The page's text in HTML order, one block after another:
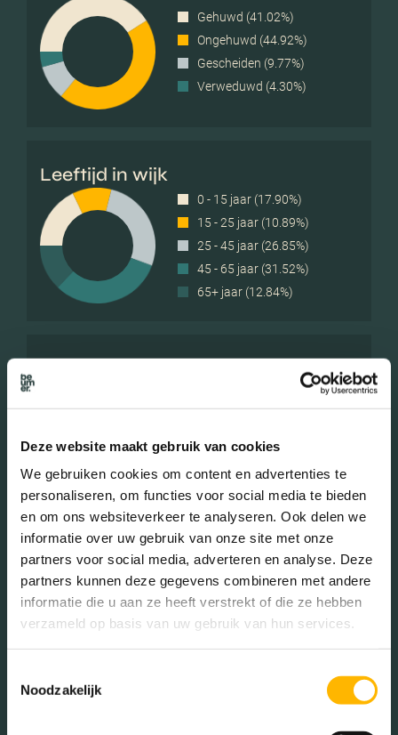
Deze website maakt gebruik van cookies
We gebruiken cookies om content en advertenties te
personaliseren, om functies voor social media te bieden
en om ons websiteverkeer te analyseren. Ook delen we
informatie over uw gebruik van onze site met onze
partners voor social media, adverteren en analyse. Deze
partners kunnen deze gegevens combineren met andere
informatie die u aan ze heeft verstrekt of die ze hebben
verzameld op basis van uw gebruik van hun services.
Noodzakelijk
Gehuwd (41.02%)
Ongehuwd (44.92%)
Gescheiden (9.77%)
Verweduwd (4.30%)
Leeftijd in wijk
0 - 15 jaar (17.90%)
15 - 25 jaar (10.89%)
25 - 45 jaar (26.85%)
45 - 65 jaar (31.52%)
65+ jaar (12.84%)
Vrouwen (52.36%)
Gezinnen met kinderen
Met kinderen (35.96%)
Zonder kinderen (28.07%)
Éénpersoons huishoudens